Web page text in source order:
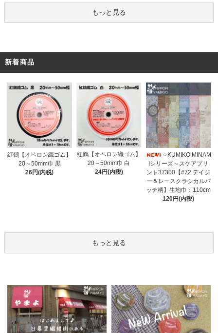
もっと見る
新着商品
紅鶴【オペロン織ゴム】
20～50mm巾 黒
26円(内税)
紅鶴【オペロン織ゴム】
20～50mm巾 白
24円(内税)
～KUMIKO MINAM
Iシリーズ～スケアプリ
ント37300【#72 デイジ
ー＆レースクラシカルパ
ッチ柄】生地巾：110cm
120円(内税)
もっと見る